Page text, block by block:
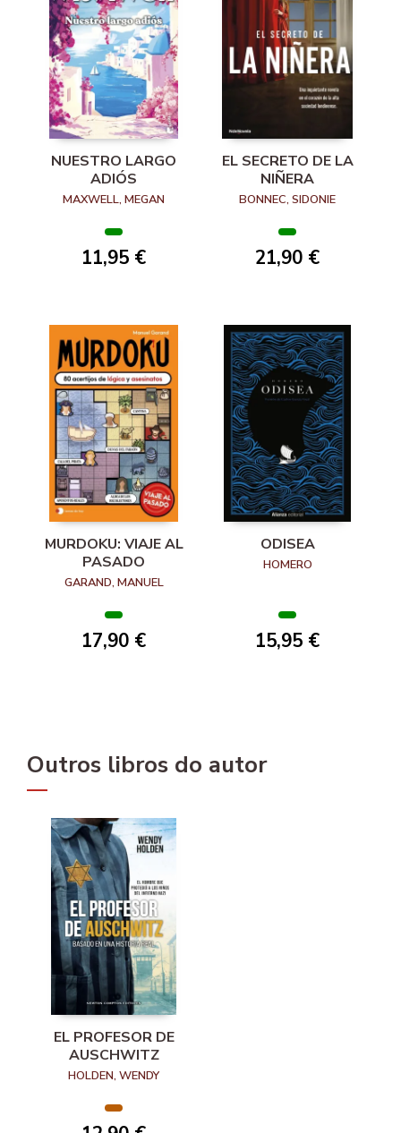
NUESTRO LARGO
ADIÓS
MAXWELL, MEGAN
11,95 €
EL SECRETO DE LA
NIÑERA
BONNEC, SIDONIE
21,90 €
MURDOKU: VIAJE AL
PASADO
GARAND, MANUEL
17,90 €
ODISEA
HOMERO
15,95 €
Outros libros do autor
EL PROFESOR DE
AUSCHWITZ
HOLDEN, WENDY